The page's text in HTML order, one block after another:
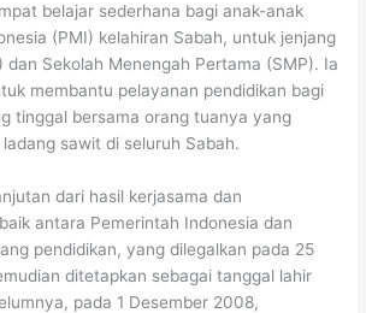
belajar sederhana bagi anak-anak
(PMI) kelahiran Sabah, untuk jenjang
dan Sekolah Menengah Pertama (SMP). Ia
membantu pelayanan pendidikan bagi
tinggal bersama orang tuanya yang
sawit di seluruh Sabah.
dari hasil kerjasama dan
antara Pemerintah Indonesia dan
pendidikan, yang dilegalkan pada 25
ditetapkan sebagai tanggal lahir
pada 1 Desember 2008,